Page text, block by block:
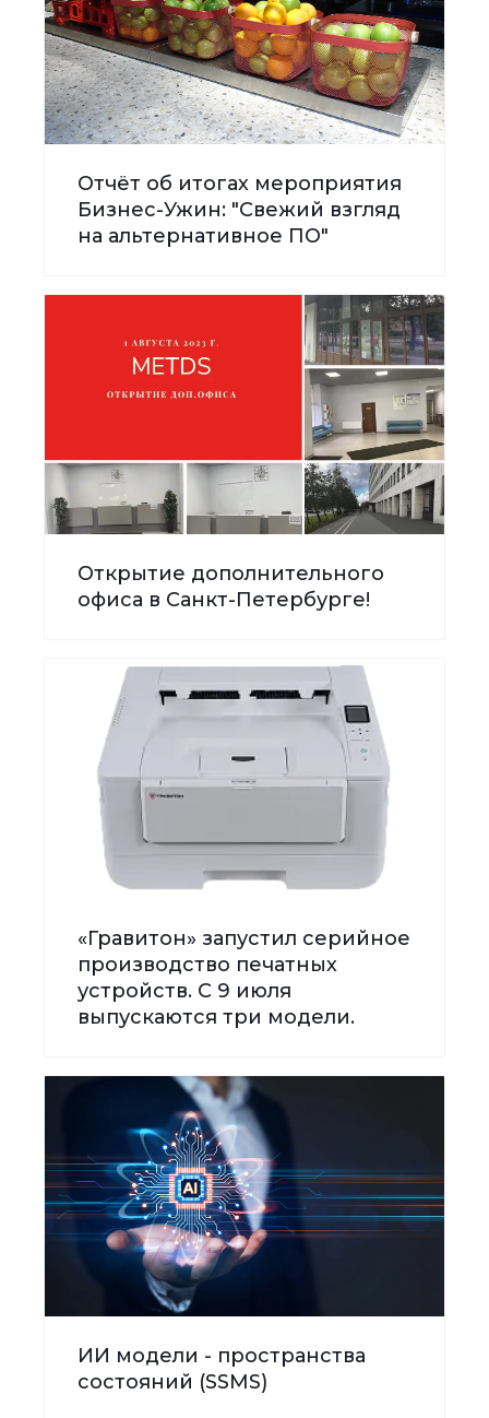
Отчёт об итогах мероприятия
Бизнес-Ужин: "Свежий взгляд
на альтернативное ПО"
Открытие дополнительного
офиса в Санкт-Петербурге!
«Гравитон» запустил серийное
производство печатных
устройств. С 9 июля
выпускаются три модели.
ИИ модели - пространства
состояний (SSMS)